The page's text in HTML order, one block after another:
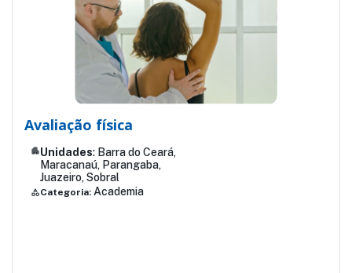
Avaliação física
apartmentUnidades: Barra do Ceará,
Maracanaú, Parangaba,
Juazeiro, Sobral
categoryCategoria: Academia